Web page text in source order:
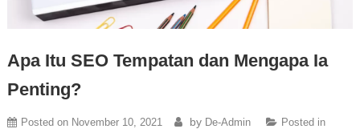
Apa Itu SEO Tempatan dan Mengapa Ia
Penting?
Posted on November 10, 2021 by De-Admin
Posted in